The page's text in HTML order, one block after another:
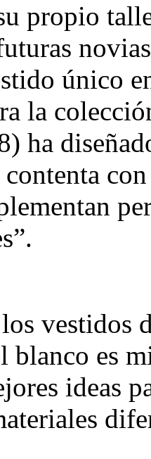
propio
único
la
ha
vestidos
blanco es
ideas